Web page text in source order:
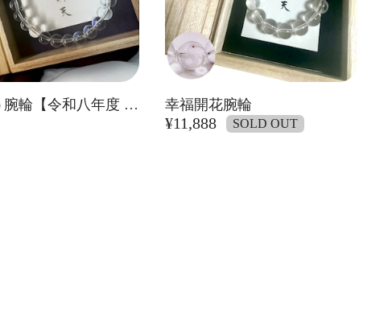
願い叶う腕輪【令和八年度 特別限定品】 幸福開花腕輪
¥11,888 SOLD OUT